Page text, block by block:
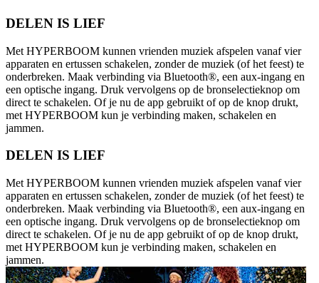
DELEN IS LIEF
Met HYPERBOOM kunnen vrienden muziek afspelen vanaf vier
apparaten en ertussen schakelen, zonder de muziek (of het feest) te
onderbreken. Maak verbinding via Bluetooth®, een aux-ingang en
een optische ingang. Druk vervolgens op de bronselectieknop om
direct te schakelen. Of je nu de app gebruikt of op de knop drukt,
met HYPERBOOM kun je verbinding maken, schakelen en
jammen.
DELEN IS LIEF
Met HYPERBOOM kunnen vrienden muziek afspelen vanaf vier
apparaten en ertussen schakelen, zonder de muziek (of het feest) te
onderbreken. Maak verbinding via Bluetooth®, een aux-ingang en
een optische ingang. Druk vervolgens op de bronselectieknop om
direct te schakelen. Of je nu de app gebruikt of op de knop drukt,
met HYPERBOOM kun je verbinding maken, schakelen en
jammen.